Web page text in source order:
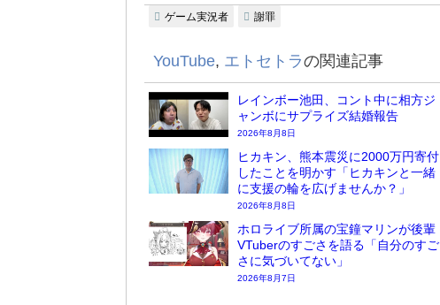
ゲーム実況者 謝罪
YouTube, エトセトラの関連記事
レインボー池田、コント中に相方ジ
ャンボにサプライズ結婚報告
2026年8月8日
ヒカキン、熊本震災に2000万円寄付
したことを明かす「ヒカキンと一緒
に支援の輪を広げませんか？」
2026年8月8日
ホロライブ所属の宝鐘マリンが後輩
VTuberのすごさを語る「自分のすご
さに気づいてない」
2026年8月7日